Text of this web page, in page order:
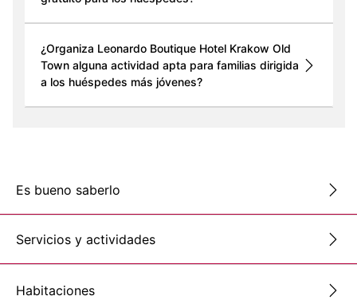
¿Organiza Leonardo Boutique Hotel Krakow Old
Town alguna actividad apta para familias dirigida
a los huéspedes más jóvenes?
Es bueno saberlo
Servicios y actividades
Habitaciones